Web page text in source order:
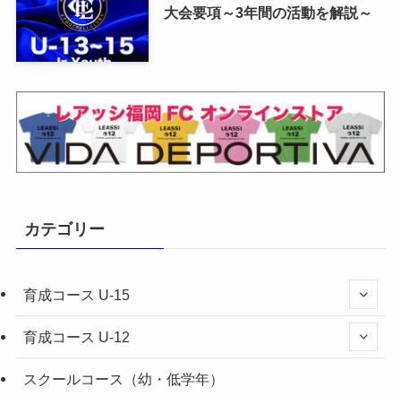
大会要項～3年間の活動を解説～
カテゴリー
育成コース U-15
育成コース U-12
スクールコース（幼・低学年）